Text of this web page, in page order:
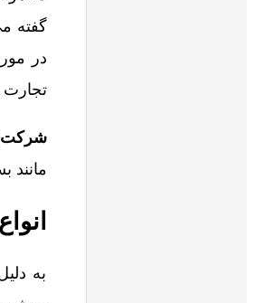
گفته
در
تجارت
مانند
به